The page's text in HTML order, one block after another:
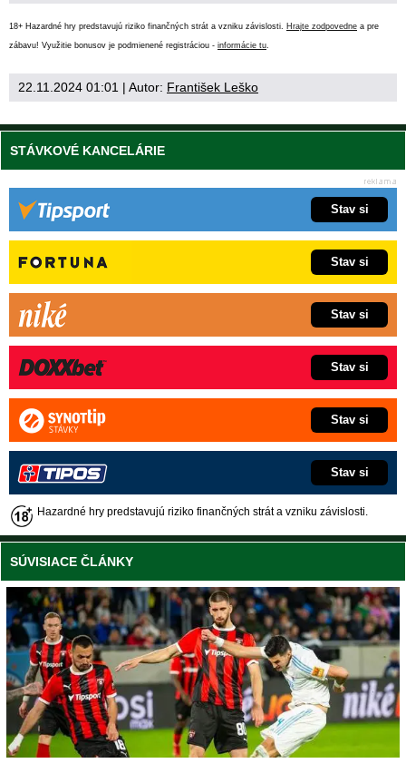
18+ Hazardné hry predstavujú riziko finančných strát a vzniku závislosti. Hrajte zodpovedne a pre
zábavu! Využitie bonusov je podmienené registráciou - informácie tu
22.11.2024 01:01 | Autor: František Leško
STÁVKOVÉ KANCELÁRIE
Stav si
Stav si
Stav si
Stav si
Stav si
Stav si
Hazardné hry predstavujú riziko finančných strát a vzniku závislosti.
SÚVISIACE ČLÁNKY